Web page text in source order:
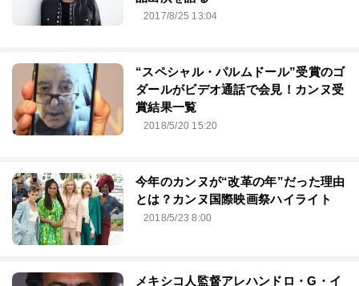
2017/8/25 13:04
“スペシャル・パルムドール”受賞のゴ
ダールがビデオ通話で会見！カンヌ受
賞結果一覧
2018/5/20 15:20
今年のカンヌが“改革の年”だった理由
とは？カンヌ国際映画祭ハイライト
2018/5/23 8:00
メキシコ人監督アレハンドロ・G・イ